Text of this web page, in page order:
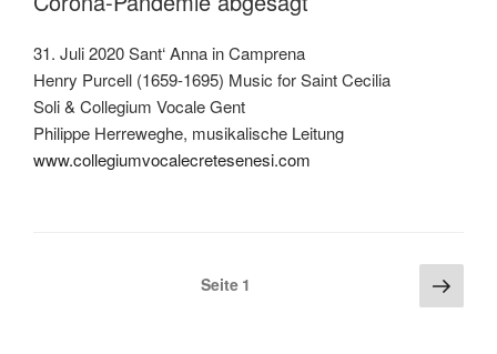
31. Juli 2020 Sant‘ Anna in Camprena
Henry Purcell (1659-1695) Music for Saint Cecilia
Soli & Collegium Vocale Gent
Philippe Herreweghe, musikalische Leitung
www.collegiumvocalecretesenesi.com
Seitennummerierung
Seite 1
Seite